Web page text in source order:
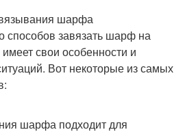
шарфа
способов завязать шарф на
свои особенности и
Вот некоторые из самых
шарфа подходит для